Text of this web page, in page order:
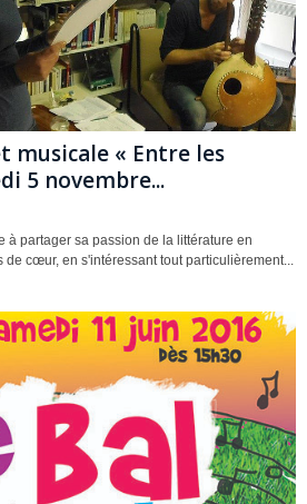
musicale « Entre les
5 novembre...
à partager sa passion de la littérature en
cœur, en s'intéressant tout particulièrement...